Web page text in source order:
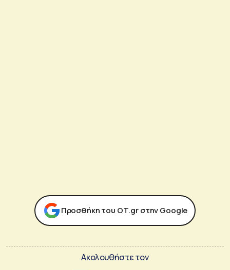
Προσθήκη του ΟΤ.gr στην Google
Ακολουθήστε τον